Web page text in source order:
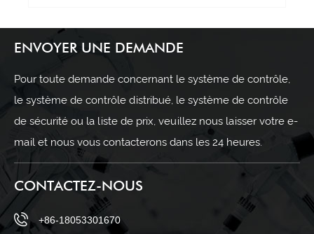
ENVOYER UNE DEMANDE
Pour toute demande concernant le système de contrôle,
le système de contrôle distribué, le système de contrôle
de sécurité ou la liste de prix, veuillez nous laisser votre e-
mail et nous vous contacterons dans les 24 heures.
CONTACTEZ-NOUS
+86-18053301670